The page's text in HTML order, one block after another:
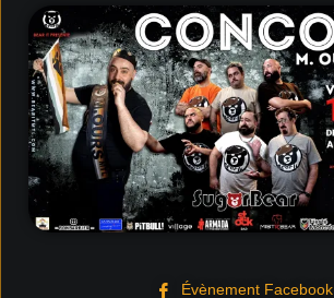
Évènement Facebook